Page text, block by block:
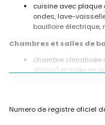
cuisine avec plaque
ondes, lave-
bouilloire électrique,
Chambres et salles de
chambre climatisée
180cm) et salle de
chambre
salle de bain avec
Numero de registre oficiel